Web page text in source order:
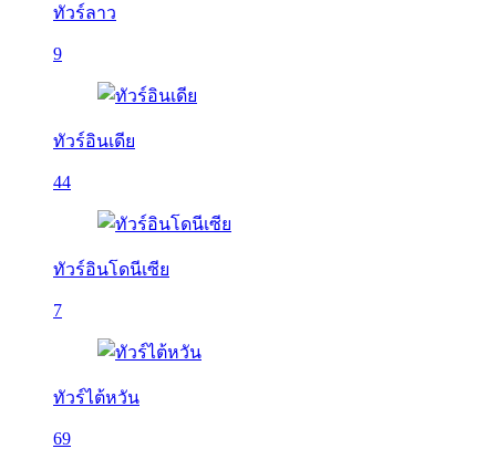
ทัวร์ลาว
9
ทัวร์อินเดีย
44
ทัวร์อินโดนีเซีย
7
ทัวร์ไต้หวัน
69